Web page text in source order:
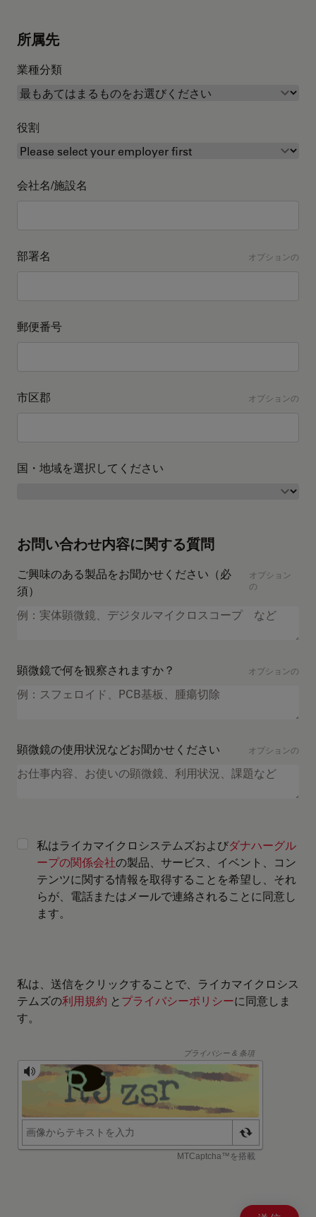
所属先
業種分類
役割
会社名/施設名
部署名 オプションの
郵便番号
市区郡 オプションの
国・地域を選択してください
お問い合わせ内容に関する質問
ご興味のある製品をお聞かせください（必
須）
オプション
の
顕微鏡で何を観察されますか？ オプションの
顕微鏡の使用状況などお聞かせください オプションの
私はライカマイクロシステムズおよびダナハーグル
ープの関係会社の製品、サービス、イベント、コン
テンツに関する情報を取得することを希望し、それ
らが、電話またはメールで連絡されることに同意し
ます。
私は、送信をクリックすることで、ライカマイクロシス
テムズの利用規約 と プライバシーポリシーに同意しま
す。